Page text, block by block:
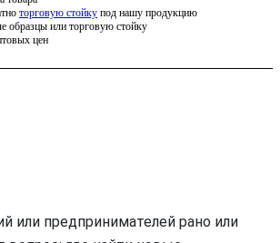
торговую стойку под нашу продукцию
образцы или торговую стойку
цен
или предпринимателей рано или